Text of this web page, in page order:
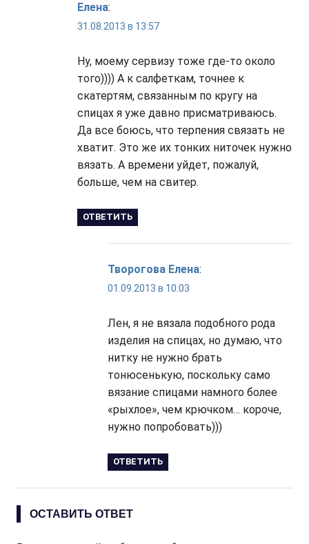
Елена:
31.08.2013 в 13:57
Ну, моему сервизу тоже где-то около
того)))) А к салфеткам, точнее к
скатертям, связанным по кругу на
спицах я уже давно присматриваюсь.
Да все боюсь, что терпения связать не
хватит. Это же их тонких ниточек нужно
вязать. А времени уйдет, пожалуй,
больше, чем на свитер.
ОТВЕТИТЬ
Творогова Елена:
01.09.2013 в 10:03
Лен, я не вязала подобного рода
изделия на спицах, но думаю, что
нитку не нужно брать
тонюсенькую, поскольку само
вязание спицами намного более
«рыхлое», чем крючком… короче,
нужно попробовать)))
ОТВЕТИТЬ
ОСТАВИТЬ ОТВЕТ